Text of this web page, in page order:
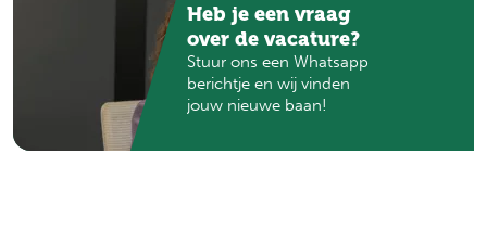
Heb je een vraag
over de vacature?
Stuur ons een Whatsapp
berichtje en wij vinden
jouw nieuwe baan!